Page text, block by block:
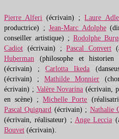
Pierre Alferi (écrivain) ;Laure
productrice) ;Jean-Marc Adolphe
conseiller artistique) ; Rodolphe
Cadiot (écrivain) ;Pascal Convert
Huberman (philosophe et
(écrivain) ;Carlotta Ikeda
(écrivain) ;Mathilde Monnier
écrivain) ; Valère Novarina (écrivain,
en scène) ;Michelle Porte
Pascal Quignard (écrivain) ; Nathalie
(écrivain, réalisateur) ; Ange Leccia
Bouvet (écrivain).